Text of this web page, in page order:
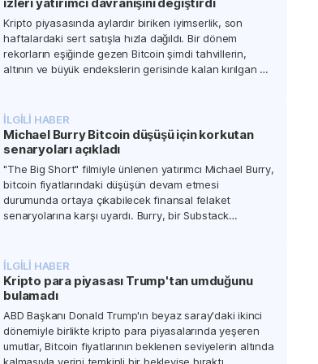
Kripto piyasasında aylardır biriken iyimserlik, son
haftalardaki sert satışla hızla dağıldı. Bir dönem
rekorların eşiğinde gezen Bitcoin şimdi tahvillerin,
altının ve büyük endekslerin gerisinde kalan kırılgan bir
İLGİLİ HABER
Michael Burry Bitcoin düşüşü için korkutan
senaryoları açıkladı
"The Big Short" filmiyle ünlenen yatırımcı Michael Burry,
bitcoin fiyatlarındaki düşüşün devam etmesi
durumunda ortaya çıkabilecek finansal felaket
senaryolarına karşı uyardı. Burry, bir Substack
dikkat çekti.
İLGİLİ HABER
Kripto para piyasası Trump'tan umduğunu
bulamadı
ABD Başkanı Donald Trump'ın beyaz saray'daki ikinci
dönemiyle birlikte kripto para piyasalarında yeşeren
umutlar, Bitcoin fiyatlarının beklenen seviyelerin altında